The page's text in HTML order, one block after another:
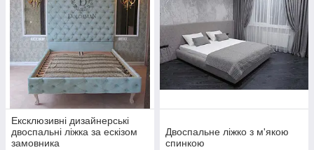
Ексклюзивні дизайнерські
двоспальні ліжка за ескізом
замовника
Двоспальне ліжко з м'якою
спинкою